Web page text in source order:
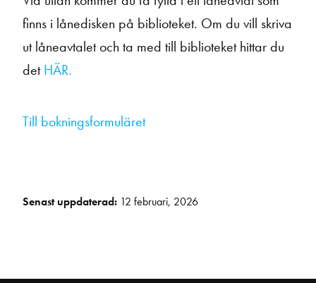
finns i lånedisken på biblioteket. Om du vill skriva
ut låneavtalet och ta med till biblioteket hittar du
detHÄR.
Till bokningsformuläret
Senast uppdaterad: 12 februari, 2026